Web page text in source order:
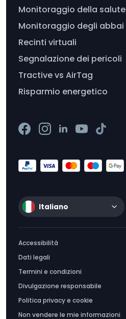
Monitoraggio della salute
Monitoraggio degli abbai
Recinti virtuali
Segnalazione dei pericoli
Tractive vs AirTag
Risparmio energetico
Italiano
Accessibilità
Dati legali
Termini e condizioni
Divulgazione responsabile
Politica privacy e cookie
Non vendere le mie informazioni